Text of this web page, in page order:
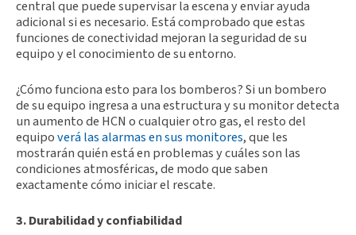
central que puede supervisar la escena y enviar ayuda
adicional si es necesario. Está comprobado que estas
funciones de conectividad mejoran la seguridad de su
equipo y el conocimiento de su entorno.
¿Cómo funciona esto para los bomberos? Si un bombero
de su equipo ingresa a una estructura y su monitor detecta
un aumento de HCN o cualquier otro gas, el resto del
equipoverá las alarmas en sus monitores, que les
mostrarán quién está en problemas y cuáles son las
condiciones atmosféricas, de modo que saben
exactamente cómo iniciar el rescate.
3. Durabilidad y confiabilidad